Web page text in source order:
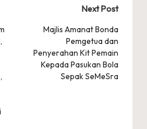
Next Post
Majlis Amanat Bonda
Pemgetua dan
Penyerahan Kit Pemain
Kepada Pasukan Bola
Sepak SeMeSra